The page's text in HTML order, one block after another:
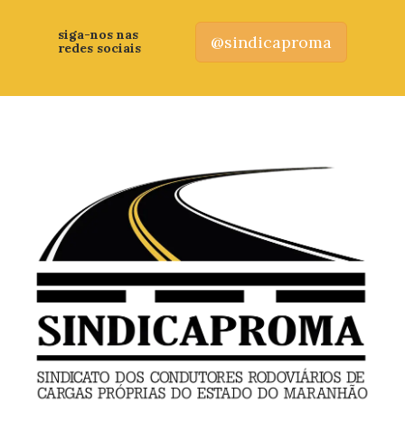
siga-nos nas
redes sociais
@sindicaproma